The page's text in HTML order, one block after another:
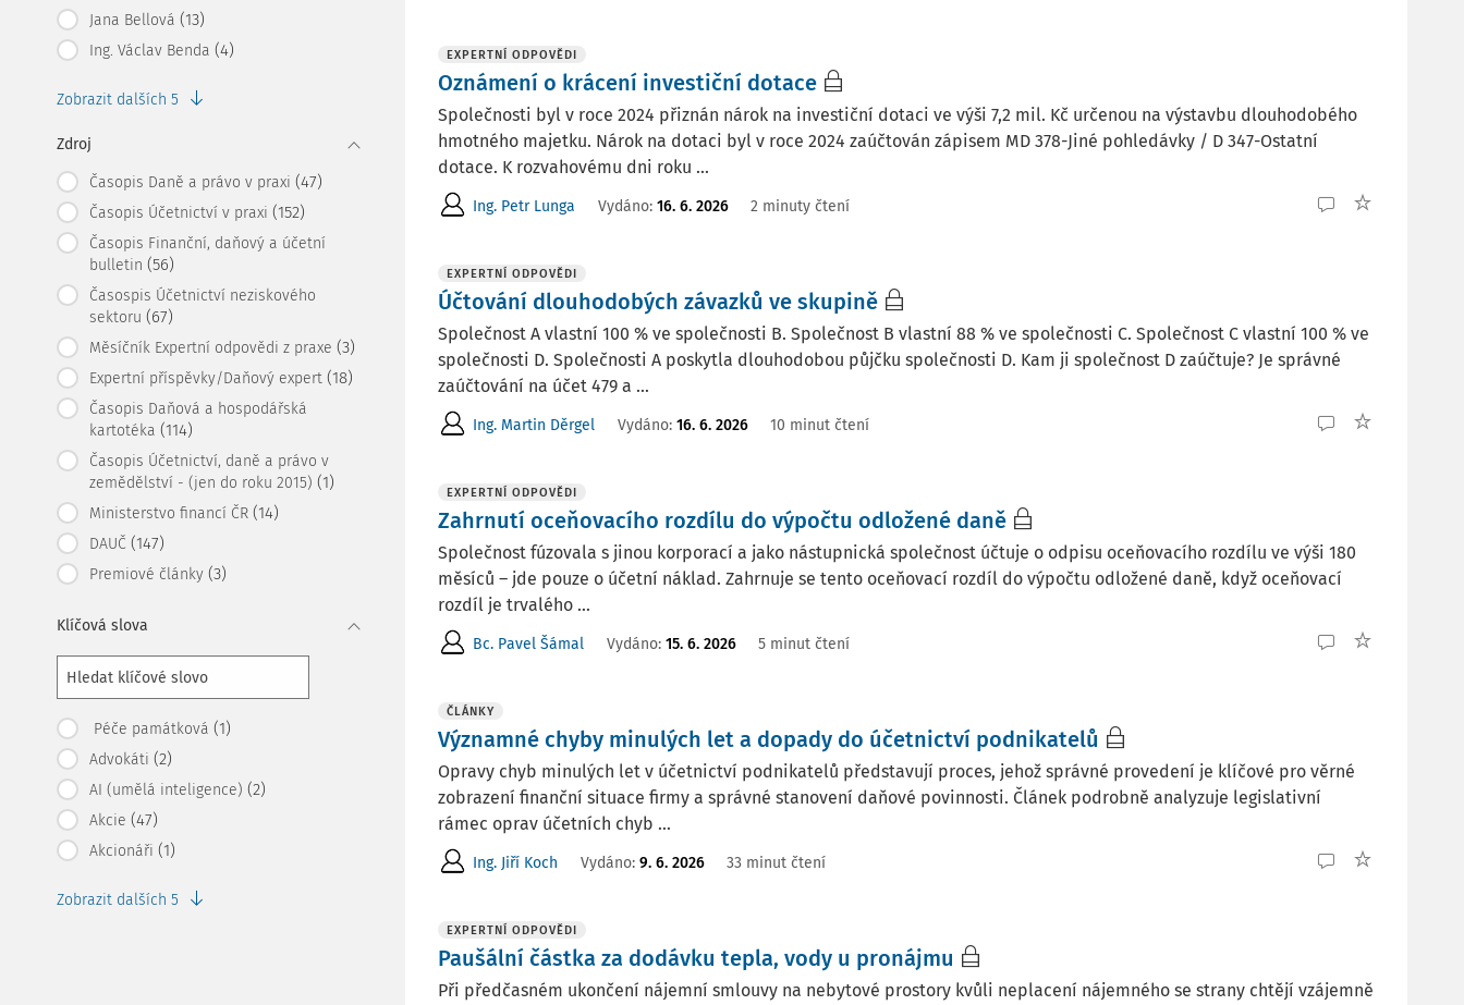
Jana Bellová (13)
Ing. Václav Benda (4)
Zobrazit dalších 5
Zdroj
Časopis Daně a právo v praxi (47)
Časopis Účetnictví v praxi (152)
Časopis Finanční, daňový a účetní
bulletin (56)
Časospis Účetnictví neziskového
sektoru (67)
Měsíčník Expertní odpovědi z praxe (3)
Expertní příspěvky/Daňový expert (18)
Časopis Daňová a hospodářská
kartotéka (114)
Časopis Účetnictví, daně a právo v
zemědělství - (jen do roku 2015) (1)
Ministerstvo financí ČR (14)
DAUČ (147)
Premiové články (3)
Klíčová slova
Péče památková (1)
Advokáti (2)
AI (umělá inteligence) (2)
Akcie (47)
Akcionáři (1)
Zobrazit dalších 5
EXPERTNÍ ODPOVĚDI
Oznámení o krácení investiční dotace
Společnosti byl v roce 2024 přiznán nárok na investiční dotaci ve výši 7,2 mil. Kč určenou na výstavbu dlouhodobého
hmotného majetku. Nárok na dotaci byl v roce 2024 zaúčtován zápisem MD 378-Jiné pohledávky / D 347-Ostatní
dotace. K rozvahovému dni roku ...
Ing. Petr Lunga Vydáno: 16. 6. 2026 2 minuty čtení
EXPERTNÍ ODPOVĚDI
Účtování dlouhodobých závazků ve skupině
Společnost A vlastní 100 % ve společnosti B. Společnost B vlastní 88 % ve společnosti C. Společnost C vlastní 100 % ve
společnosti D. Společnosti A poskytla dlouhodobou půjčku společnosti D. Kam ji společnost D zaúčtuje? Je správné
zaúčtování na účet 479 a ...
Ing. Martin Děrgel Vydáno: 16. 6. 2026 10 minut čtení
EXPERTNÍ ODPOVĚDI
Zahrnutí oceňovacího rozdílu do výpočtu odložené daně
Společnost fúzovala s jinou korporací a jako nástupnická společnost účtuje o odpisu oceňovacího rozdílu ve výši 180
měsíců – jde pouze o účetní náklad. Zahrnuje se tento oceňovací rozdíl do výpočtu odložené daně, když oceňovací
rozdíl je trvalého ...
Bc. Pavel Šámal Vydáno: 15. 6. 2026 5 minut čtení
ČLÁNKY
Významné chyby minulých let a dopady do účetnictví podnikatelů
Opravy chyb minulých let v účetnictví podnikatelů představují proces, jehož správné provedení je klíčové pro věrné
zobrazení finanční situace firmy a správné stanovení daňové povinnosti. Článek podrobně analyzuje legislativní
rámec oprav účetních chyb ...
Ing. Jiří Koch Vydáno: 9. 6. 2026 33 minut čtení
EXPERTNÍ ODPOVĚDI
Paušální částka za dodávku tepla, vody u pronájmu
Při předčasném ukončení nájemní smlouvy na nebytové prostory kvůli neplacení nájemného se strany chtějí vzájemně